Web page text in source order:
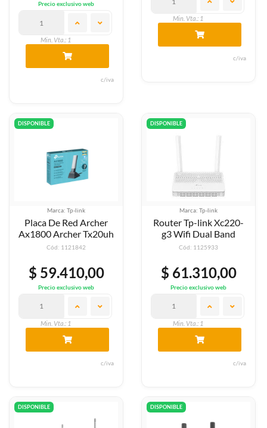
Precio exclusivo web
Min. Vta.: 1
c/iva
Min. Vta.: 1
c/iva
DISPONIBLE
Marca: Tp-link
Placa De Red Archer
Ax1800 Archer Tx20uh
Cód: 1121842
$ 59.410,00
Precio exclusivo web
Min. Vta.: 1
c/iva
DISPONIBLE
Marca: Tp-link
Router Tp-link Xc220-
g3 Wifi Dual Band
Cód: 1125933
$ 61.310,00
Precio exclusivo web
Min. Vta.: 1
c/iva
DISPONIBLE DISPONIBLE